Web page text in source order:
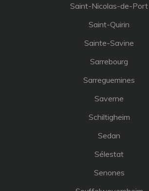
Saint-Nicolas-de-Port
Saint-Quirin
Sainte-Savine
Sarrebourg
Sarreguemines
Saverne
Schiltigheim
Sedan
Sélestat
Senones